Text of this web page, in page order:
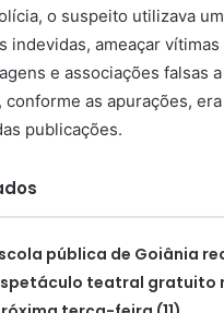
o suspeito utilizava
indevidas, ameaçar
e associações falsas
as apurações,
publicações.
pública de Goiânia
teatral gratuito